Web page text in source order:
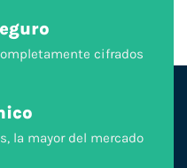
cifrados
la mayor del mercado